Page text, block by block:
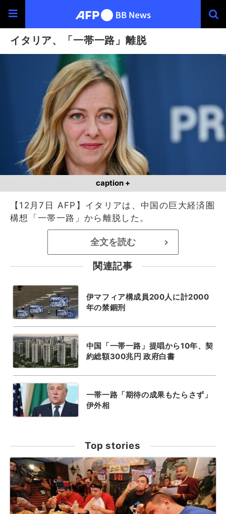
イタリア、「一帯一路」離脱
caption +
【12月7日 AFP】イタリアは、中国の巨大経済圏
構想「一帯一路」から離脱した。
全文を読む >
関連記事
伊マフィア構成員200人に計2000
年の禁錮刑
中国「一帯一路」提唱から10年、契
約総額300兆円 政府白書
一帯一路「期待の成果もたらさず」
伊外相
Top stories